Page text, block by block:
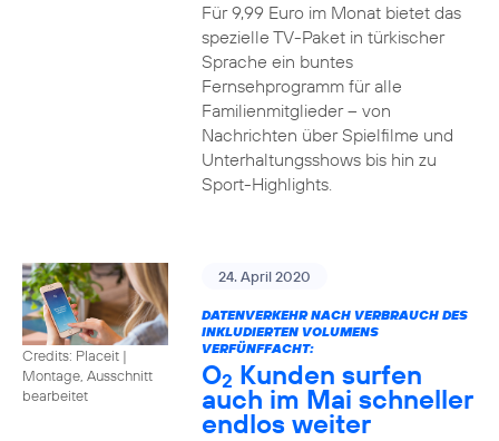
Für 9,99 Euro im Monat bietet das
spezielle TV-Paket in türkischer
Sprache ein buntes
Fernsehprogramm für alle
Familienmitglieder – von
Nachrichten über Spielfilme und
Unterhaltungsshows bis hin zu
Sport-Highlights.
Credits: Placeit |
Montage, Ausschnitt
bearbeitet
24. April 2020
DATENVERKEHR NACH VERBRAUCH DES
INKLUDIERTEN VOLUMENS
VERFÜNFFACHT:
O2 Kunden surfen
auch im Mai schneller
endlos weiter